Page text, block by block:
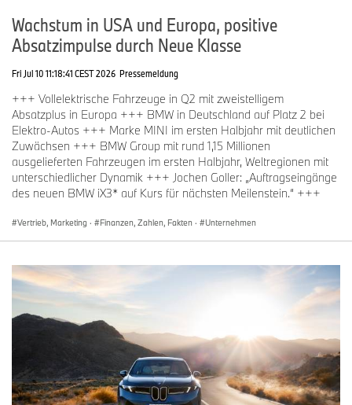
(-6,3%).
BMW Group Absatz im 2. Quartal und per Juni 2025 auf einen Blick
2. Quartal
2025
Vergleich zum
Vorjahr %
Bis/per
BMW Group Automobile 621.271 +0,4% 1.207.388
BMW 550.693 -2,6%
MINI 133.778
BMW Group elektrifiziert1 161.462 +10,2% 318.949
BMW Group BEV 111.027 +2,9% 220.540
Wachstum in USA und Europa, positive
Absatzimpulse durch Neue Klasse
Fri Jul 10 11:18:41 CEST 2026 Pressemeldung
+++ Vollelektrische Fahrzeuge in Q2 mit zweistelligem
Absatzplus in Europa +++ BMW in Deutschland auf Platz 2 bei
Elektro-Autos +++ Marke MINI im ersten Halbjahr mit deutlichen
Zuwächsen +++ BMW Group mit rund 1,15 Millionen
ausgelieferten Fahrzeugen im ersten Halbjahr, Weltregionen mit
unterschiedlicher Dynamik +++ Jochen Goller: „Auftragseingänge
des neuen BMW iX3* auf Kurs für nächsten Meilenstein.“ +++
Vertrieb, Marketing · Finanzen, Zahlen, Fakten · Unternehmen